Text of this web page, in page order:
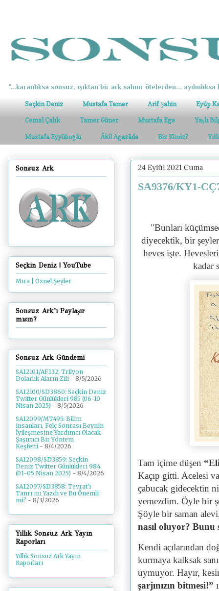
"...karanlıksa sonsuz, ışıktan bir ark salınır ötelerden... aydınlıksa
Seçkin Deniz Mustafa Tamer Arif Şahin Eyüp
Cemal Çalık Tamer Güner Mustafa Ege Yaşlı
Mustafa Eyyüboğlu Âkil Ağazâde Biz Kimiz?
24 Eylül 2021 Cuma
SA9376/KY1-
"Bunları
diyecektik, bir
heves işte.
kadar
Tam içime düşen
Kaçıp gitti. Acelesi
çabucak gidecektin
yemezdim. Öyle bir
Şöyle bir saman
nasıl oluyor? Bunu
Kendi açılarından
kurmaya kalksak
uymuyor. Hayır,
şarjınızın bitmesi!”
Sonsuz Ark
Seçkin Deniz | YouTube
Mıra | Öznel Şeyler
Sonsuz Ark'ı Paylaşır
mısın?
Sonsuz Ark Gündemi
SA12101/AF132: Trilyon
Dolarlık Alarm Zili - 8/5/2026
SA12100/SD3860: Seçkin Deniz
Twitter Günlükleri 985 (06-10
Nisan 2025) - 8/5/2026
SA12099/MT495: Bilim
insanları, Felç Sonrası Beynin
İyileşmesine Yardımcı Olacak
Şaşırtıcı Bir Yöntem
Keşfetti - 8/4/2026
SA12098/SD3859: Seçkin
Deniz Twitter Günlükleri 984
(01-05 Nisan 2025) - 8/4/2026
SA12097/SD3858: Tevrat'ı
Tanrı mı Yazdı ve Bu Önemli
mi? - 8/3/2026
Yıllık Sonsuz Ark Yayın
Raporları
Yıllık Sonsuz Ark Yayın
Raporları